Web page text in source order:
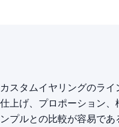
カスタムイヤリングのライ
仕上げ、プロポーション
ンプルとの比較が容易で